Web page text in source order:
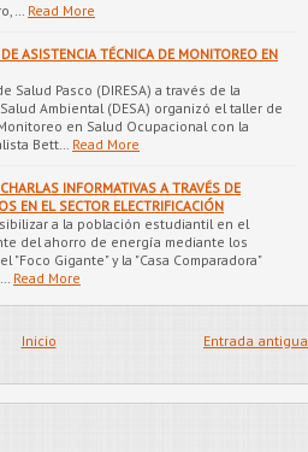
Read More
ASISTENCIA TÉCNICA DE MONITOREO EN
Salud Pasco (DIRESA) a través de la
Ambiental (DESA) organizó el taller de
en Salud Ocupacional con la
Bett…
Read More
INFORMATIVAS A TRAVÉS DE
EN EL SECTOR ELECTRIFICACIÓN
a la población estudiantil en el
del ahorro de energía mediante los
"Foco Gigante" y la "Casa Comparadora"
Read More
Entrada antigua
Inicio